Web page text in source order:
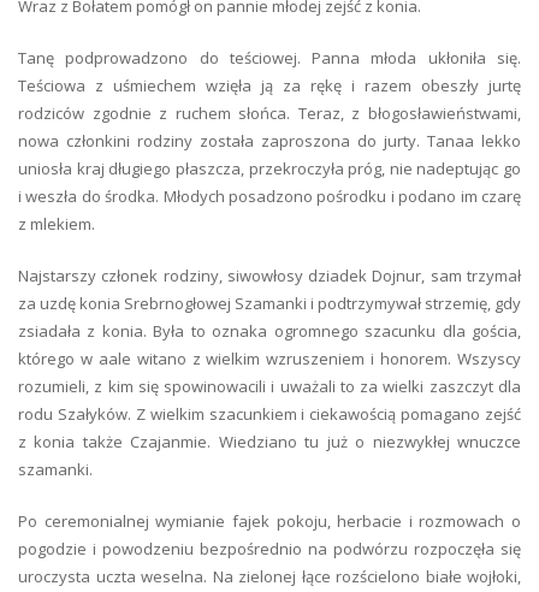
Wraz z Bołatem pomógł on pannie młodej zejść z konia.
Tanę podprowadzono do teściowej. Panna młoda ukłoniła się.
Teściowa z uśmiechem wzięła ją za rękę i razem obeszły jurtę
rodziców zgodnie z ruchem słońca. Teraz, z błogosławieństwami,
nowa członkini rodziny została zaproszona do jurty. Tanaa lekko
uniosła kraj długiego płaszcza, przekroczyła próg, nie nadeptując go
i weszła do środka. Młodych posadzono pośrodku i podano im czarę
z mlekiem.
Najstarszy członek rodziny, siwowłosy dziadek Dojnur, sam trzymał
za uzdę konia Srebrnogłowej Szamanki i podtrzymywał strzemię, gdy
zsiadała z konia. Była to oznaka ogromnego szacunku dla gościa,
którego w aale witano z wielkim wzruszeniem i honorem. Wszyscy
rozumieli, z kim się spowinowacili i uważali to za wielki zaszczyt dla
rodu Szałyków. Z wielkim szacunkiem i ciekawością pomagano zejść
z konia także Czajanmie. Wiedziano tu już o niezwykłej wnuczce
szamanki.
Po ceremonialnej wymianie fajek pokoju, herbacie i rozmowach o
pogodzie i powodzeniu bezpośrednio na podwórzu rozpoczęła się
uroczysta uczta weselna. Na zielonej łące rozścielono białe wojłoki,